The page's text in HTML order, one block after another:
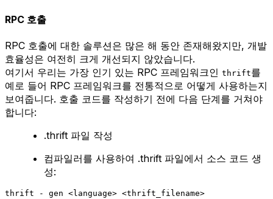
RPC 호출
RPC 호출에 대한 솔루션은 많은 해 동안 존재해왔지만, 개발
효율성은 여전히 크게 개선되지 않았습니다.
여기서 우리는 가장 인기 있는 RPC 프레임워크인 thrift를
예로 들어 RPC 프레임워크를 전통적으로 어떻게 사용하는지
보여줍니다. 호출 코드를 작성하기 전에 다음 단계를 거쳐야
합니다:
.thrift 파일 작성
컴파일러를 사용하여 .thrift 파일에서 소스 코드 생
성:
thrift - gen <language> <thrift_filename>